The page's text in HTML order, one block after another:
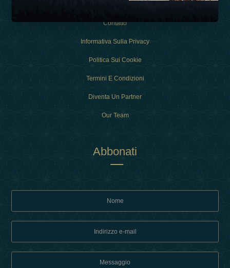
Contatto
Informativa Sulla Privacy
Politica Sui Cookie
Termini E Condizioni
Diventa Un Partner
Our Team
Abbonati